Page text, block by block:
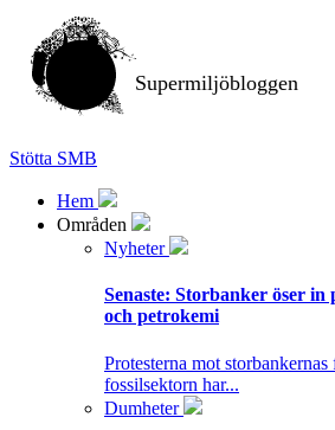
Supermiljöbloggen
Stötta SMB
Hem
Områden
Nyheter
Senaste: Storbanker öser in
och petrokemi
Protesterna mot
fossilsektorn har...
Dumheter